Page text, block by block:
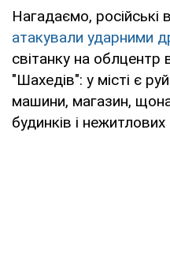
Нагадаємо, російські
атакували ударними
світанку на
"Шахедів": у місті є
машини, магазин,
будинків і